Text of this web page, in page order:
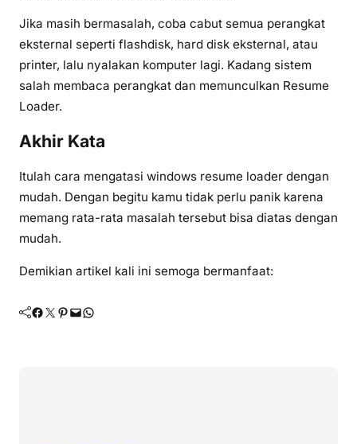
Jika masih bermasalah, coba cabut semua perangkat
eksternal seperti flashdisk, hard disk eksternal, atau
printer, lalu nyalakan komputer lagi. Kadang sistem
salah membaca perangkat dan memunculkan Resume
Loader.
Akhir Kata
Itulah cara mengatasi windows resume loader dengan
mudah. Dengan begitu kamu tidak perlu panik karena
memang rata-rata masalah tersebut bisa diatas dengan
mudah.
Demikian artikel kali ini semoga bermanfaat:
Facebook Twitter Pinterest Mail WhatsApp